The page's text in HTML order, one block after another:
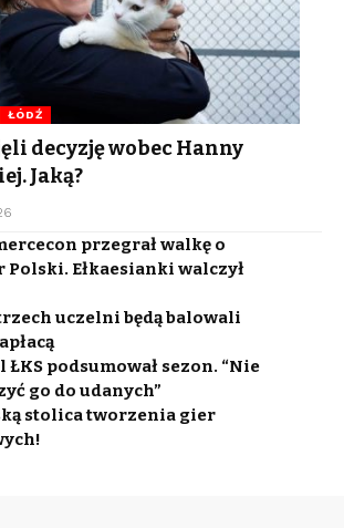
ŁÓDŹ
decyzję wobec Hanny
Jaką?
przegrał walkę o
Polski. Ełkaesianki walczył
uczelni będą balowali
ŁKS podsumował sezon. “Nie
go do udanych”
stolica tworzenia gier